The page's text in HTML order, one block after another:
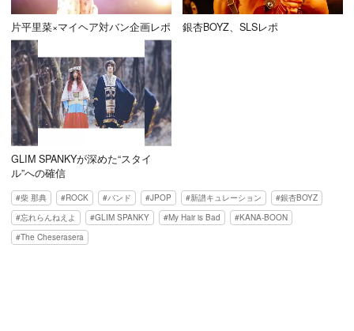
片平里菜×マイヘア対バン企画レポ 銀杏BOYZ、SLSレポ
GLIM SPANKYが深めた“スタイ
ル”への確信
柴 那典 ROCK バンド JPOP 新譜キュレーション
銀杏BOYZ
忘れらんねえよ
GLIM SPANKY My Hair is Bad
KANA-BOON
The Cheserasera